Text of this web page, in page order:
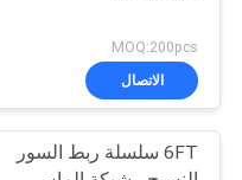
MOQ:200pcs
الاتصال
6FT سلسلة ربط السور